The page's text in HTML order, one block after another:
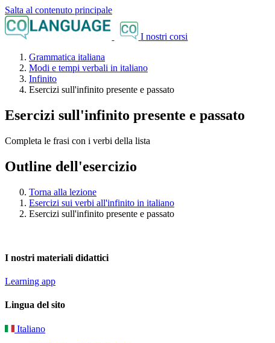
Salta al contenuto principale
I nostri corsi
Grammatica italiana
Modi e tempi verbali in italiano
Infinito
Esercizi sull'infinito presente e passato
Esercizi sull'infinito presente e passato
Completa le frasi con i verbi della lista
Outline dell'esercizio
Torna alla lezione
Esercizi sui verbi all'infinito in italiano
Esercizi sull'infinito presente e passato
I nostri materiali didattici
Learning app
Lingua del sito
Italiano